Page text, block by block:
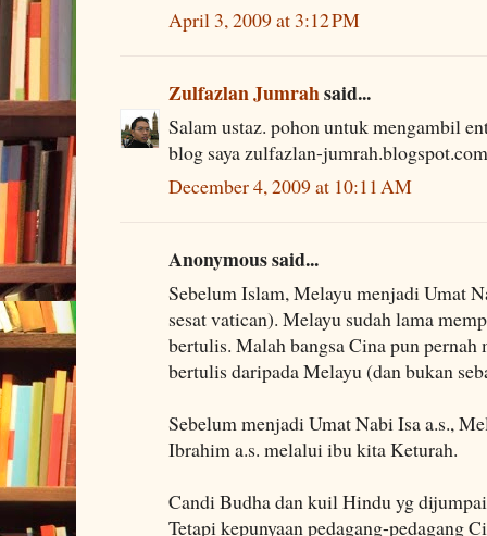
April 3, 2009 at 3:12 PM
Zulfazlan Jumrahsaid...
Salam ustaz. pohon untuk mengambil
blog saya zulfazlan-
December 4, 2009 at 10:11 AM
Anonymous said...
Sebelum Islam, Melayu menjadi Umat
sesat vatican). Melayu sudah lama
bertulis. Malah bangsa Cina pun
bertulis daripada Melayu (dan bukan
Sebelum menjadi Umat Nabi Isa a.s.,
Ibrahim a.s. melalui ibu kita Keturah.
Candi Budha dan kuil Hindu yg
Tetapi kepunyaan pedagang-pedagang